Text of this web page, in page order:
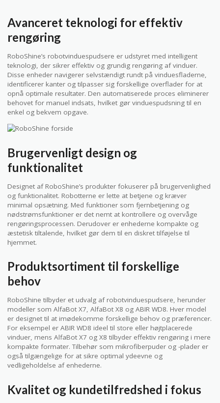
Avanceret teknologi for effektiv
rengøring
RoboShine’s robotvinduespudsere er udstyret med intelligent
teknologi, der sikrer effektiv og grundig rengøring af vinduer.
Disse enheder navigerer selvstændigt rundt på vinduesfladerne,
identificerer kanter og tilpasser sig forskellige overflader for at
opnå optimale resultater. Den automatiserede proces eliminerer
behovet for manuel indsats, hvilket gør vinduespudsning til en
enkel og bekvem opgave.
Brugervenligt design og
funktionalitet
Designet af RoboShine’s produkter fokuserer på brugervenlighed
og funktionalitet. Robotterne er lette at betjene og kræver
minimal opsætning. Med funktioner som fjernbetjening og
nødstrømsfunktioner er det nemt at kontrollere og overvåge
rengøringsprocessen. Derudover er enhederne kompakte og
æstetisk tiltalende, hvilket gør dem til en diskret tilføjelse til
hjemmet.
Produktsortiment til forskellige
behov
RoboShine tilbyder et udvalg af robotvinduespudsere, herunder
modeller som AlfaBot X7, AlfaBot X8 og ABIR WD8. Hver model
er designet til at imødekomme forskellige behov og præferencer.
For eksempel er ABIR WD8 ideel til store eller højtplacerede
vinduer, mens AlfaBot X7 og X8 tilbyder effektiv rengøring i mere
kompakte formater. Tilbehør som mikrofiberpuder og -plader er
også tilgængelige for at sikre optimal ydeevne og
vedligeholdelse af enhederne.
Kvalitet og kundetilfredshed i fokus